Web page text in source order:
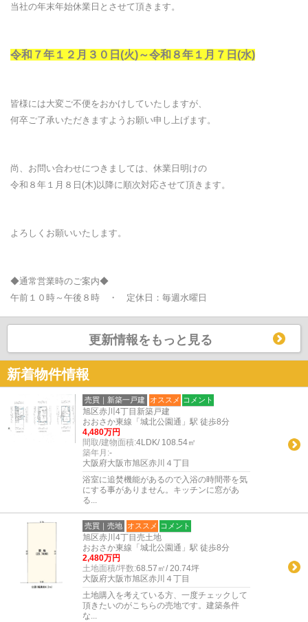
当社の年末年始休業日とさせて頂きます。
令和７年１２月３０日(火)～令和８年１月７日(水)
皆様には大変ご不便をおかけしていたしますが、
何卒ご了承いただきますようお願い申し上げます。
尚、お問い合わせにつきましては、休業日明けの
令和８年１月８日(木)以降に順次対応させて頂きます。
よろしくお願いいたします。
◆通常営業時のご案内◆
午前１０時～午後８時 ・ 定休日：毎週水曜日
更新情報をもっと見る
新着物件情報
売買｜新築一戸建 オススメ コメント
旭区赤川4丁目新築戸建
おおさか東線「城北公園通」駅 徒歩8分
4,480万円
間取/建物面積:4LDK/ 108.54㎡
築年月:-
大阪府大阪市旭区赤川４丁目
浴室に追焚機能があるので入浴の時間帯を気
にする事がありません。キッチンに窓があ
る...
売買｜売地 オススメ コメント
旭区赤川4丁目売土地
おおさか東線「城北公園通」駅 徒歩8分
2,480万円
土地面積/坪数:68.57㎡/ 20.74坪
大阪府大阪市旭区赤川４丁目
土地購入を考えている方、一度チェックして
頂きたいのがこちらの売地です。建築条件
な...